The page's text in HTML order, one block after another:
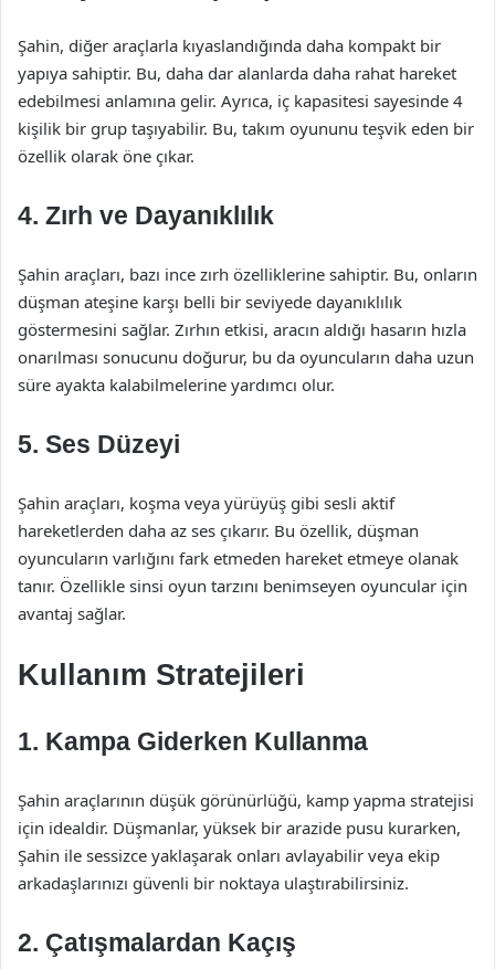
Şahin, diğer araçlarla kıyaslandığında daha kompakt bir
yapıya sahiptir. Bu, daha dar alanlarda daha rahat hareket
edebilmesi anlamına gelir. Ayrıca, iç kapasitesi sayesinde 4
kişilik bir grup taşıyabilir. Bu, takım oyununu teşvik eden bir
özellik olarak öne çıkar.
4. Zırh ve Dayanıklılık
Şahin araçları, bazı ince zırh özelliklerine sahiptir. Bu, onların
düşman ateşine karşı belli bir seviyede dayanıklılık
göstermesini sağlar. Zırhın etkisi, aracın aldığı hasarın hızla
onarılması sonucunu doğurur, bu da oyuncuların daha uzun
süre ayakta kalabilmelerine yardımcı olur.
5. Ses Düzeyi
Şahin araçları, koşma veya yürüyüş gibi sesli aktif
hareketlerden daha az ses çıkarır. Bu özellik, düşman
oyuncuların varlığını fark etmeden hareket etmeye olanak
tanır. Özellikle sinsi oyun tarzını benimseyen oyuncular için
avantaj sağlar.
Kullanım Stratejileri
1. Kampa Giderken Kullanma
Şahin araçlarının düşük görünürlüğü, kamp yapma stratejisi
için idealdir. Düşmanlar, yüksek bir arazide pusu kurarken,
Şahin ile sessizce yaklaşarak onları avlayabilir veya ekip
arkadaşlarınızı güvenli bir noktaya ulaştırabilirsiniz.
2. Çatışmalardan Kaçış